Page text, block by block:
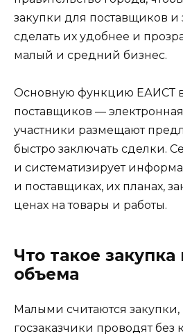
закупки для поставщиков и
сделать их удобнее и
малый и средний бизнес.
Основную функцию ЕАИСТ
поставщиков —
участники размещают
быстро заключать сделки.
и систематизирует
и поставщиках, их планах,
ценах на товары и работы.
Что такое закупка
объема
Малыми считаются закупки,
госзаказчики проводят без